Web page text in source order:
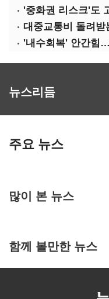
'내수회복' 안간힘
뉴스리듬
주요 뉴스
많이 본 뉴스
함께 볼만한 뉴스